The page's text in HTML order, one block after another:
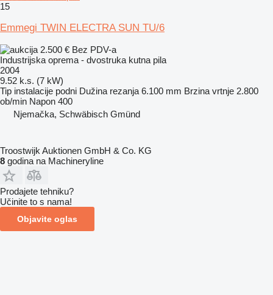
15
Emmegi TWIN ELECTRA SUN TU/6
2.500 € Bez PDV-a
Industrijska oprema - dvostruka kutna pila
2004
9.52 k.s. (7 kW)
Tip instalacije podni Dužina rezanja 6.100 mm Brzina vrtnje 2.800
ob/min Napon 400
Njemačka, Schwäbisch Gmünd
Troostwijk Auktionen GmbH & Co. KG
8 godina na Machineryline
Prodajete tehniku?
Učinite to s nama!
Objavite oglas